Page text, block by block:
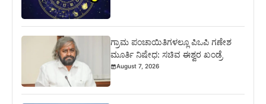
ಗ್ರಾಮ ಪಂಚಾಯಿತಿಗಳಲ್ಲೂ ಪಿಒಪಿ ಗಣೇಶ
ಮೂರ್ತಿ ನಿಷೇಧ: ಸಚಿವ ಈಶ್ವರ ಖಂಡ್ರೆ
August 7, 2026